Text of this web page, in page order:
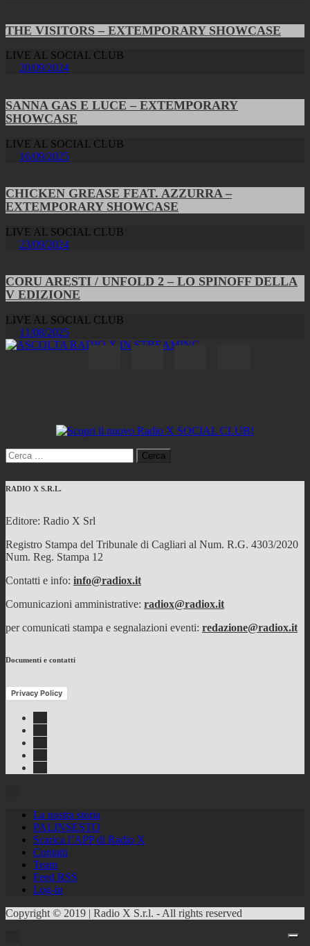
THE VISITORS – EXTEMPORARY SHOWCASE
LIVE AL SOCIAL CLUB
20/09/2024
SANNA GAS E LUCE – EXTEMPORARY
SHOWCASE
LIVE AL SOCIAL CLUB
16/09/2025
CHICKEN GREASE FEAT. AZZURRA –
EXTEMPORARY SHOWCASE
LIVE AL SOCIAL CLUB
23/09/2024
CORU ARESTI / UNFOLD 2 – LO SPINOFF DELLA
V EDIZIONE
LIVE AL SOCIAL CLUB
11/08/2025
Ricerca
per:
RADIO X S.R.L.
Editore: Radio X Srl
Registro Stampa del Tribunale di Cagliari al Num. R.G. 4303/2020
Num. Reg. Stampa 12
Contatti e info: info@radiox.it
Comunicazioni amministrative: radiox@radiox.it
per comunicati stampa e segnalazioni eventi: redazione@radiox.it
Documenti e contatti
Privacy Policy
La nostra storia
PALINSESTO
Scarica l’APP di Radio X
Contatti
Team
Feed RSS
Log-in
Copyright © 2019 | Radio X S.r.l. - All rights reserved